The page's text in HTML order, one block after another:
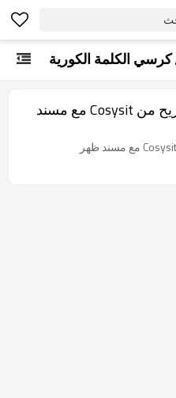
كرسي الكلمة الكورية
كرسي محشو مريح من Cosysit مع مسند